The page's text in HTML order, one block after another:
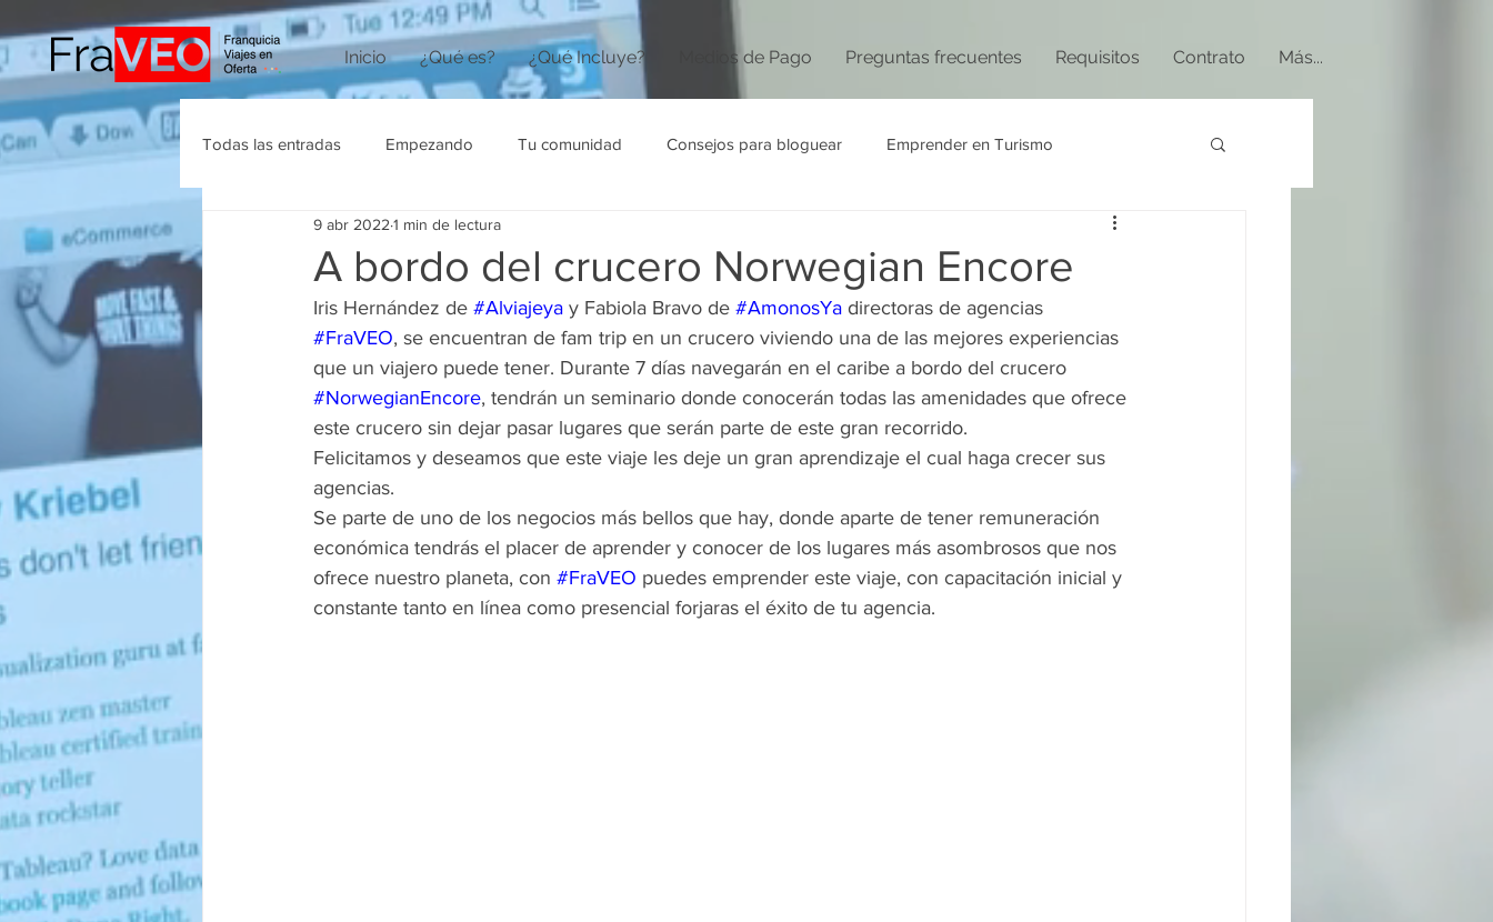
Inicio ¿Qué es? ¿Qué Incluye? Medios de Pago Preguntas frecuentes Requisitos Contrato Más...
Todas las entradas Empezando Tu comunidad Consejos para bloguear Emprender en Turismo
Agencias de Viajes
A bordo del crucero Norwegian Encore
9 abr 2022 1 min de lectura
Iris Hernández de #Alviajeya y Fabiola Bravo de #AmonosYa directoras de agencias
#FraVEO, se encuentran de fam trip en un crucero viviendo una de las mejores experiencias
que un viajero puede tener. Durante 7 días navegarán en el caribe a bordo del crucero
#NorwegianEncore, tendrán un seminario donde conocerán todas las amenidades que ofrece
este crucero sin dejar pasar lugares que serán parte de este gran recorrido.
Felicitamos y deseamos que este viaje les deje un gran aprendizaje el cual haga crecer sus
agencias.
Se parte de uno de los negocios más bellos que hay, donde aparte de tener remuneración
económica tendrás el placer de aprender y conocer de los lugares más asombrosos que nos
ofrece nuestro planeta, con #FraVEO puedes emprender este viaje, con capacitación inicial y
constante tanto en línea como presencial forjaras el éxito de tu agencia.